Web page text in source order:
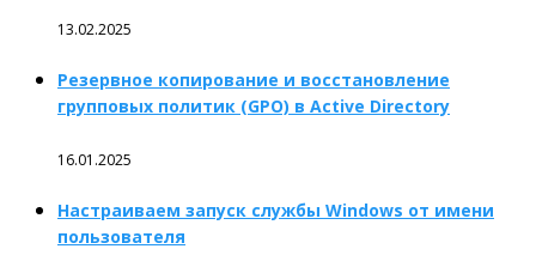
13.02.2025
Резервное копирование и восстановление
групповых политик (GPO) в Active Directory
16.01.2025
Настраиваем запуск службы Windows от имени
пользователя